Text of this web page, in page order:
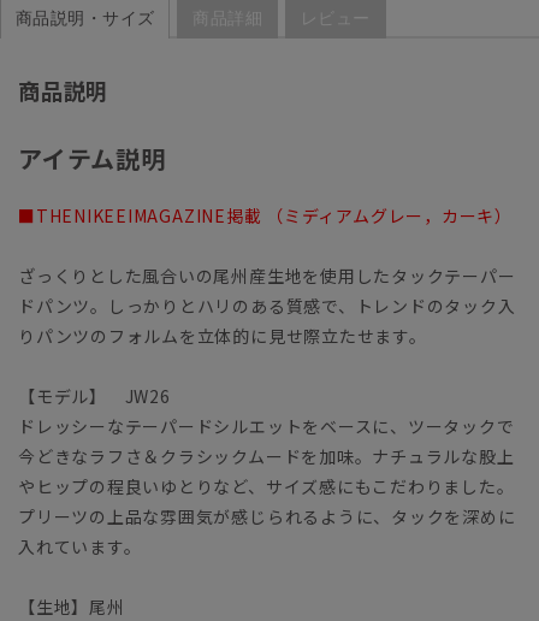
商品説明・サイズ 商品詳細 レビュー
商品説明
アイテム説明
■THENIKEEIMAGAZINE掲載 （ミディアムグレー，カーキ）
ざっくりとした風合いの尾州産生地を使用したタックテーパー
ドパンツ。しっかりとハリのある質感で、トレンドのタック入
りパンツのフォルムを立体的に見せ際立たせます。
【モデル】 JW26
ドレッシーなテーパードシルエットをベースに、ツータックで
今どきなラフさ＆クラシックムードを加味。ナチュラルな股上
やヒップの程良いゆとりなど、サイズ感にもこだわりました。
プリーツの上品な雰囲気が感じられるように、タックを深めに
入れています。
【生地】尾州